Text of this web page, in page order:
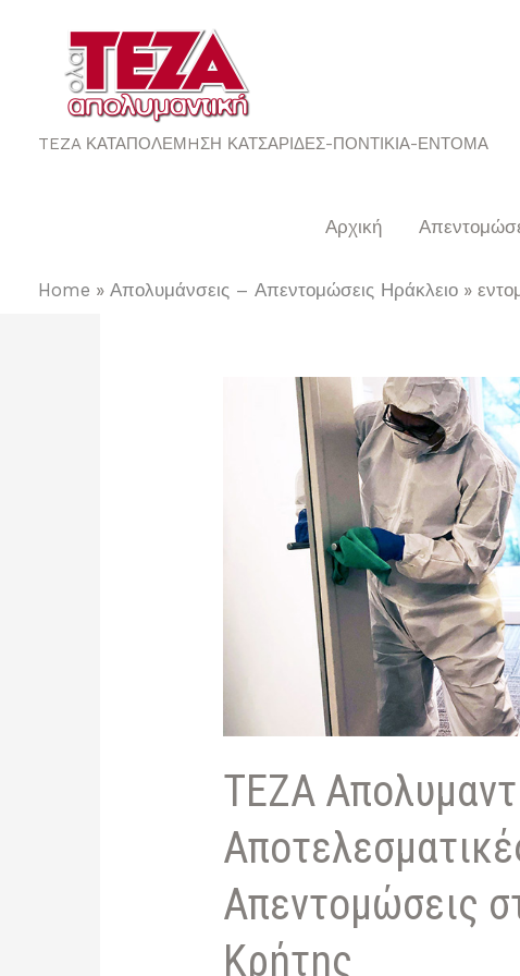
TEZA ΚΑΤΑΠΟΛΕΜHΣΗ ΚΑΤΣΑΡΙΔΕΣ-ΠΟΝΤΙΚΙΑ-ΕΝΤΟΜΑ
Αρχική
Home Απολυμάνσεις – Απεντομώσεις Ηράκλειο
ΤΕΖΑ
Απεντομώσεις
Κρήτης